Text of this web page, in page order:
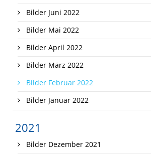
Bilder Juni 2022
Bilder Mai 2022
Bilder April 2022
Bilder März 2022
Bilder Februar 2022
Bilder Januar 2022
2021
Bilder Dezember 2021